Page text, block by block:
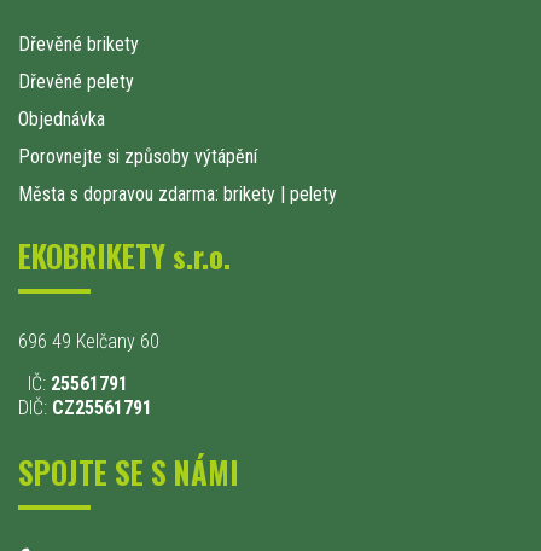
Dřevěné brikety
Dřevěné pelety
Objednávka
Porovnejte si způsoby výtápění
Města s dopravou zdarma: brikety | pelety
EKOBRIKETY s.r.o.
696 49 Kelčany 60
IČ: 25561791
DIČ: CZ25561791
SPOJTE SE S NÁMI